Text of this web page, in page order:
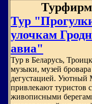
Тур
улочкам
авиа"
Тур в Беларусь,
музыки, музей
дегустацией. Уютный
привлекают туристов
живописными